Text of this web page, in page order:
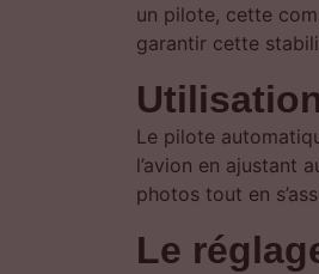
un pilote, cette
garantir cette
Le pilote
l’avion en ajustant
photos tout en
Le